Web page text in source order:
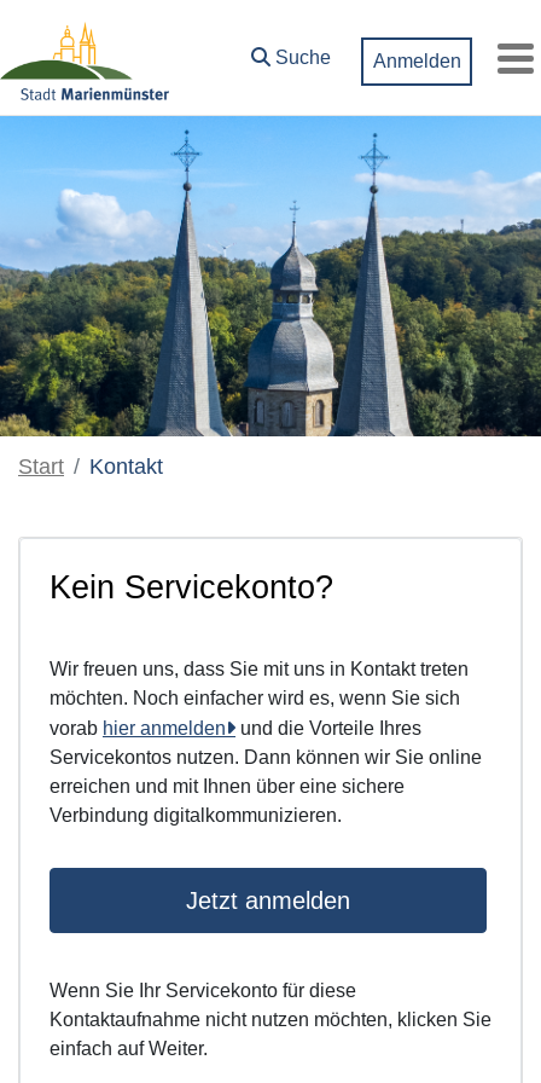
Zum Hauptinhalt springen
Suche
Anmelden
Start Kontakt
Kein Servicekonto?
Wir freuen uns, dass Sie mit uns in Kontakt treten
möchten. Noch einfacher wird es, wenn Sie sich
vorab hier anmelden
und die Vorteile Ihres
Servicekontos nutzen. Dann können wir Sie online
erreichen und mit Ihnen über eine sichere
Verbindung digitalkommunizieren.
Jetzt anmelden
Wenn Sie Ihr Servicekonto für diese
Kontaktaufnahme nicht nutzen möchten, klicken Sie
einfach auf Weiter.